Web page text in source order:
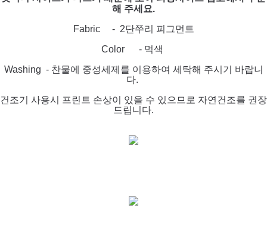
해 주세요.
Fabric - 2단쭈리 피그먼트
Color - 먹색
Washing - 찬물에 중성세제를 이용하여 세탁해 주시기 바랍니
다.
건조기 사용시 프린트 손상이 있을 수 있으므로 자연건조를 권장
드립니다.